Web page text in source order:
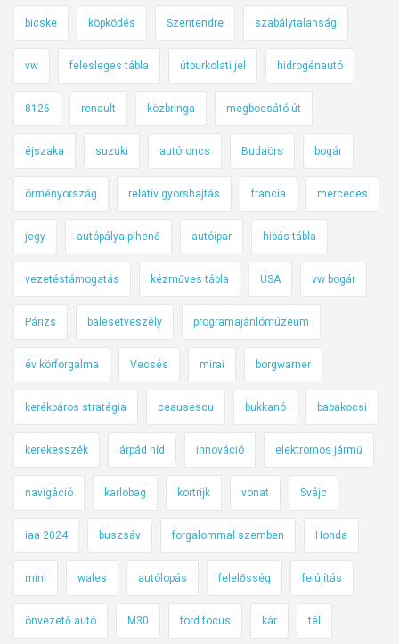
bicske köpködés Szentendre szabálytalanság
vw felesleges tábla útburkolati jel hidrogénautó
8126 renault közbringa megbocsátó út
éjszaka suzuki autóroncs Budaörs bogár
örményország relatív gyorshajtás francia mercedes
jegy autópálya-pihenő autóipar hibás tábla
vezetéstámogatás kézműves tábla USA vw bogár
Párizs balesetveszély programajánlómúzeum
év körforgalma Vecsés mirai borgwarner
kerékpáros stratégia ceausescu bukkanó babakocsi
kerekesszék árpád híd innováció elektromos jármű
navigáció karlobag kortrijk vonat Svájc
iaa 2024 buszsáv forgalommal szemben Honda
mini wales autólopás felelősség felújítás
önvezető autó M30 ford focus kár tél